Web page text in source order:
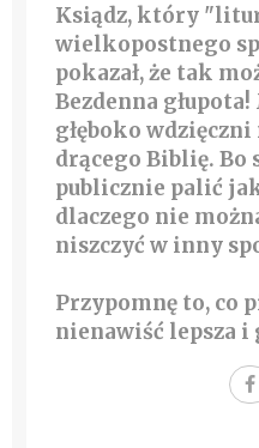
Ksiądz, który
wielkopostnego
pokazał, że tak
Bezdenna
głęboko
drącego Biblię. Bo
publicznie palić
dlaczego nie
niszczyć w inny
Przypomnę to, co
nienawiść lepsza i